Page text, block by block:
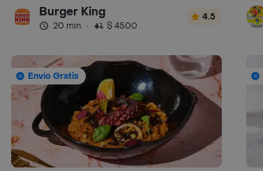
Burger King
20 min · $ 4500
4.5
Envío Gratis